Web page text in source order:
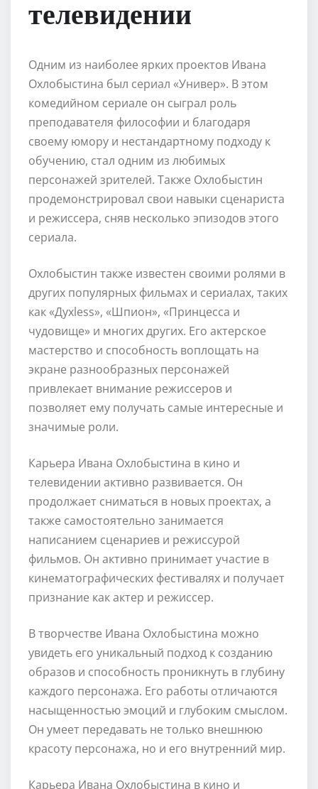
телевидении
Одним из наиболее ярких проектов Ивана
Охлобыстина был сериал «Универ». В этом
комедийном сериале он сыграл роль
преподавателя философии и благодаря
своему юмору и нестандартному подходу к
обучению, стал одним из любимых
персонажей зрителей. Также Охлобыстин
продемонстрировал свои навыки сценариста
и режиссера, сняв несколько эпизодов этого
сериала.
Охлобыстин также известен своими ролями в
других популярных фильмах и сериалах, таких
как «Духless», «Шпион», «Принцесса и
чудовище» и многих других. Его актерское
мастерство и способность воплощать на
экране разнообразных персонажей
привлекает внимание режиссеров и
позволяет ему получать самые интересные и
значимые роли.
Карьера Ивана Охлобыстина в кино и
телевидении активно развивается. Он
продолжает сниматься в новых проектах, а
также самостоятельно занимается
написанием сценариев и режиссурой
фильмов. Он активно принимает участие в
кинематографических фестивалях и получает
признание как актер и режиссер.
В творчестве Ивана Охлобыстина можно
увидеть его уникальный подход к созданию
образов и способность проникнуть в глубину
каждого персонажа. Его работы отличаются
насыщенностью эмоций и глубоким смыслом.
Он умеет передавать не только внешнюю
красоту персонажа, но и его внутренний мир.
Карьера Ивана Охлобыстина в кино и